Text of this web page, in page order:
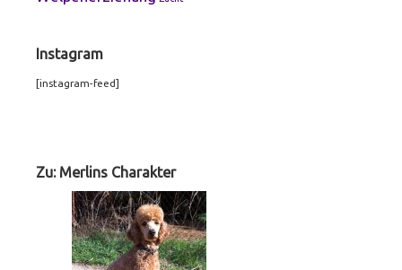
Instagram
[instagram-feed]
Widgets
Zu: Merlins Charakter